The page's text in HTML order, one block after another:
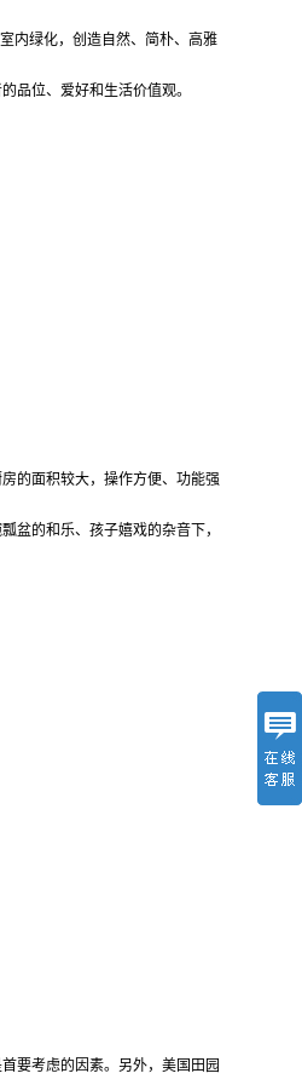
内绿化，创造自然、简朴、高雅
品位、爱好和生活价值观。
的面积较大，操作方便、功能强
盆的和乐、孩子嬉戏的杂音下，
要考虑的因素。另外，美国田园